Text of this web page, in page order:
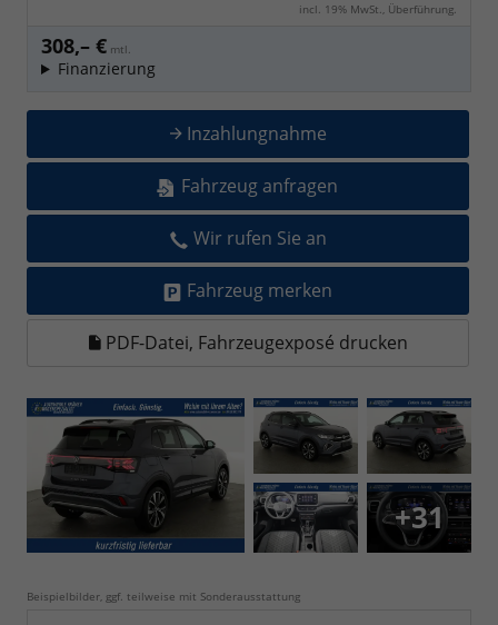
incl. 19% MwSt., Überführung.
308,– € mtl.
Finanzierung
Inzahlungnahme
Fahrzeug anfragen
Wir rufen Sie an
Fahrzeug merken
PDF-Datei, Fahrzeugexposé drucken
+31
Beispielbilder, ggf. teilweise mit Sonderausstattung